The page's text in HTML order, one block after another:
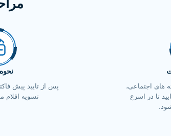
های اجتماعی،
تا در اسرع
پس از تایید پیش
تسویه